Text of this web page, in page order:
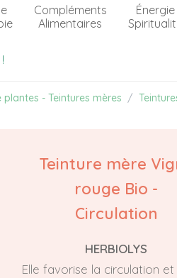
Compléments
Alimentaires
Énergie
plantes - Teintures mères
Teinture mère
rouge Bio -
Circulation
HERBIOLYS
Elle favorise la circulation